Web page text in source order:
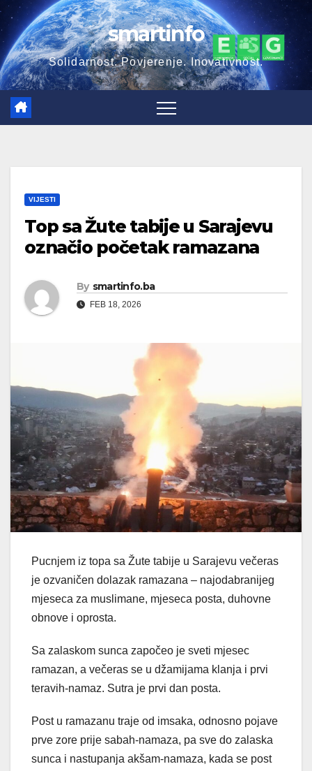
Skip
to
content
smartinfo
Solidarnost. Povjerenje. Inovativnost.
VIJESTI
Top sa Žute tabije u Sarajevu
označio početak ramazana
By smartinfo.ba
FEB 18, 2026
Pucnjem iz topa sa Žute tabije u Sarajevu večeras
je ozvaničen dolazak ramazana – najodabranijeg
mjeseca za muslimane, mjeseca posta, duhovne
obnove i oprosta.
Sa zalaskom sunca započeo je sveti mjesec
ramazan, a večeras se u džamijama klanja i prvi
teravih-namaz. Sutra je prvi dan posta.
Post u ramazanu traje od imsaka, odnosno pojave
prve zore prije sabah-namaza, pa sve do zalaska
sunca i nastupanja akšam-namaza, kada se post